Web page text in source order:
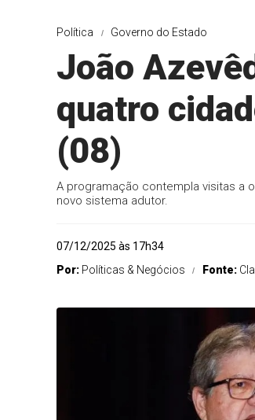
Política Governo do Estado
João
quatro
(08)
A programação contempla visitas a
novo sistema adutor.
07/12/2025 às 17h34
Por: Políticas & Negócios Fonte: